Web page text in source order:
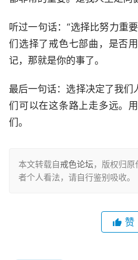
听过一句话：“选择比努力重
们选择了戒色七部曲，是否
记，那就是你的事了。
最后一句话：选择决定了我
们可以在这条路上走多远。
们。
本文转载自戒色论坛，版权归
者个人看法，请自行鉴别吸收。
赞